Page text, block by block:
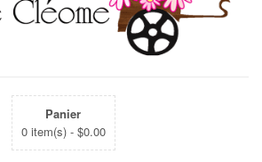
Panier
0 item(s) - $0.00